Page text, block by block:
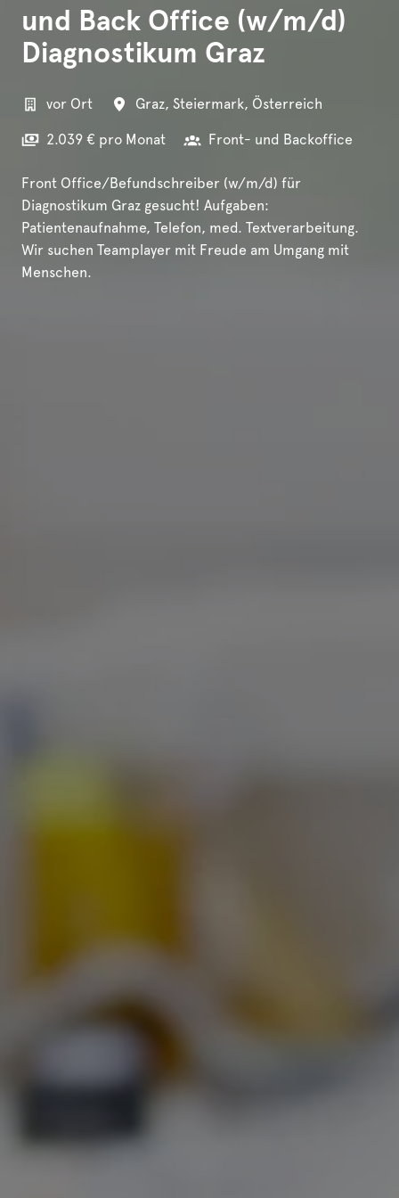
und Back Office (w/m/d)
Diagnostikum Graz
vor Ort Graz, Steiermark, Österreich
2.039 € pro Monat Front- und Backoffice
Front Office/Befundschreiber (w/m/d) für
Diagnostikum Graz gesucht! Aufgaben:
Patientenaufnahme, Telefon, med. Textverarbeitung.
Wir suchen Teamplayer mit Freude am Umgang mit
Menschen.